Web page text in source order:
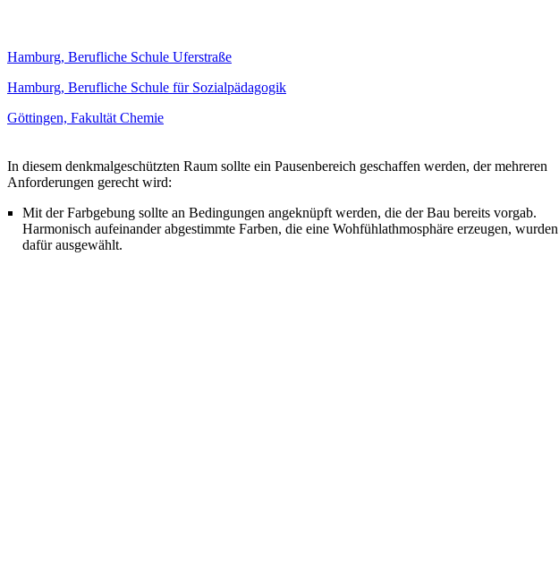
Hamburg, Berufliche Schule Uferstraße
Hamburg, Berufliche Schule für Sozialpädagogik
Göttingen, Fakultät Chemie
In diesem denkmalgeschützten Raum sollte ein Pausenbereich geschaffen werden, der mehreren
Anforderungen gerecht wird:
Mit der Farbgebung sollte an Bedingungen angeknüpft werden, die der Bau bereits vorgab.
Harmonisch aufeinander abgestimmte Farben, die eine Wohfühlathmosphäre erzeugen, wurden
dafür ausgewählt.